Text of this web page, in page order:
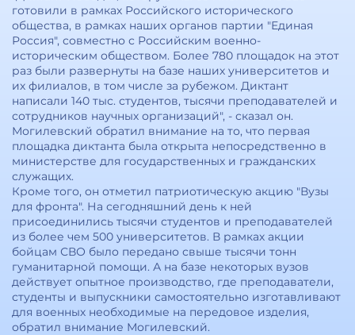
готовили в рамках Российского исторического
общества, в рамках наших органов партии "Единая
Россия", совместно с Российским военно-
историческим обществом. Более 780 площадок на этот
раз были развернуты на базе наших университетов и
их филиалов, в том числе за рубежом. Диктант
написали 140 тыс. студентов, тысячи преподавателей и
сотрудников научных организаций", - сказал он.
Могилевский обратил внимание на то, что первая
площадка диктанта была открыта непосредственно в
министерстве для государственных и гражданских
служащих.
Кроме того, он отметил патриотическую акцию "Вузы
для фронта". На сегодняшний день к ней
присоединились тысячи студентов и преподавателей
из более чем 500 университетов. В рамках акции
бойцам СВО было передано свыше тысячи тонн
гуманитарной помощи. А на базе некоторых вузов
действует опытное производство, где преподаватели,
студенты и выпускники самостоятельно изготавливают
для военных необходимые на передовое изделия,
обратил внимание Могилевский.